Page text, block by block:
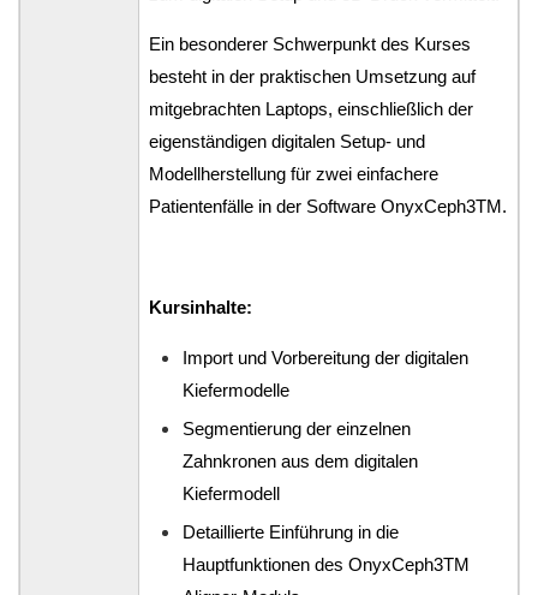
Ein besonderer Schwerpunkt des Kurses
besteht in der praktischen Umsetzung auf
mitgebrachten Laptops, einschließlich der
eigenständigen digitalen Setup- und
Modellherstellung für zwei einfachere
Patientenfälle in der Software OnyxCeph3TM.
Kursinhalte:
Import und Vorbereitung der digitalen
Kiefermodelle
Segmentierung der einzelnen
Zahnkronen aus dem digitalen
Kiefermodell
Detaillierte Einführung in die
Hauptfunktionen des OnyxCeph3TM